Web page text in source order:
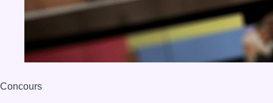
Concours